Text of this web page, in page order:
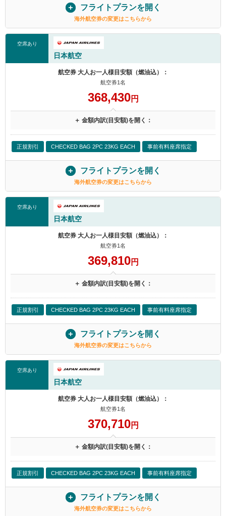
フライトプランを開く
海外航空券の変更はこちらから
空席あり
日本航空
航空券 大人お一人様目安額（燃油込）：
航空券1名
368,430円
＋ 金額内訳(目安額)を開く：
正規割引 CHECKED BAG 2PC 23KG EACH 事前有料座席指定
フライトプランを開く
海外航空券の変更はこちらから
空席あり
日本航空
航空券 大人お一人様目安額（燃油込）：
航空券1名
369,810円
＋ 金額内訳(目安額)を開く：
正規割引 CHECKED BAG 2PC 23KG EACH 事前有料座席指定
フライトプランを開く
海外航空券の変更はこちらから
空席あり
日本航空
航空券 大人お一人様目安額（燃油込）：
航空券1名
370,710円
＋ 金額内訳(目安額)を開く：
正規割引 CHECKED BAG 2PC 23KG EACH 事前有料座席指定
フライトプランを開く
海外航空券の変更はこちらから